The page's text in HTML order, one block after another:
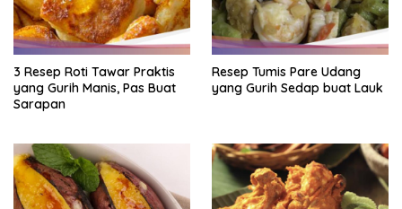
3 Resep Roti Tawar Praktis
yang Gurih Manis, Pas Buat
Sarapan
Resep Tumis Pare Udang
yang Gurih Sedap buat Lauk